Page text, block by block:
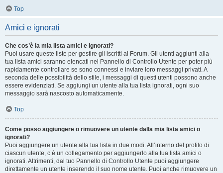
Top
Amici e ignorati
Che cos’è la mia lista amici e ignorati?
Puoi usare queste liste per gestire gli iscritti al Forum. Gli utenti aggiunti alla
tua lista amici saranno elencati nel Pannello di Controllo Utente per poter più
rapidamente controllare se sono connessi e inviare loro messaggi privati. A
seconda delle possibilità dello stile, i messaggi di questi utenti possono anche
essere evidenziati. Se aggiungi un utente alla tua lista ignorati, ogni suo
messaggio sarà nascosto automaticamente.
Top
Come posso aggiungere o rimuovere un utente dalla mia lista amici o
ignorati?
Puoi aggiungere un utente alla tua lista in due modi. All’interno del profilo di
ciascun utente, c’è un collegamento per aggiungerlo alla tua lista amici o
ignorati. Altrimenti, dal tuo Pannello di Controllo Utente puoi aggiungere
direttamente un utente inserendo il suo nome utente. Puoi anche rimuovere un